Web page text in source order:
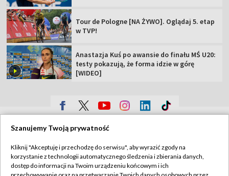
Tour de Pologne [NA ŻYWO]. Oglądaj 5. etap
w TVP!
Anastazja Kuś po awansie do finału MŚ U20:
testy pokazują, że forma idzie w górę
[WIDEO]
Sklep TVP
Biuro Reklamy
Polityka prywatności
Moje zgody
Szanujemy Twoją prywatność
Kliknij "Akceptuję i przechodzę do serwisu", aby wyrazić zgody na
korzystanie z technologii automatycznego śledzenia i zbierania danych,
dostęp do informacji na Twoim urządzeniu końcowym i ich